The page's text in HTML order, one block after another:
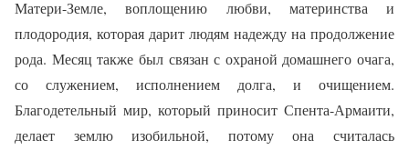
Матери-Земле, воплощению любви, материнства и
плодородия, которая дарит людям надежду на продолжение
рода. Месяц также был связан с охраной домашнего очага,
со служением, исполнением долга, и очищением.
Благодетельный мир, который приносит Спента-Армаити,
делает землю изобильной, потому она считалась